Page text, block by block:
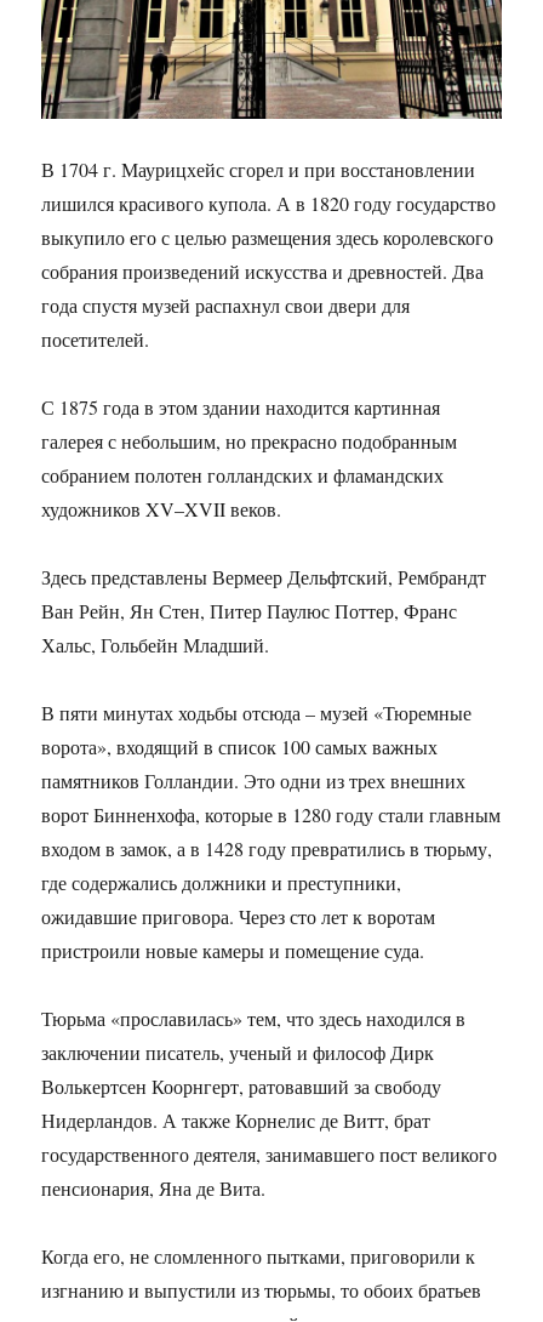
В 1704 г. Маурицхейс сгорел и при восстановлении
лишился красивого купола. А в 1820 году государство
выкупило его с целью размещения здесь королевского
собрания произведений искусства и древностей. Два
года спустя музей распахнул свои двери для
посетителей.
С 1875 года в этом здании находится картинная
галерея с небольшим, но прекрасно подобранным
собранием полотен голландских и фламандских
художников XV–XVII веков.
Здесь представлены Вермеер Дельфтский, Рембрандт
Ван Рейн, Ян Стен, Питер Паулюс Поттер, Франс
Хальс, Гольбейн Младший.
В пяти минутах ходьбы отсюда – музей «Тюремные
ворота», входящий в список 100 самых важных
памятников Голландии. Это одни из трех внешних
ворот Бинненхофа, которые в 1280 году стали главным
входом в замок, а в 1428 году превратились в тюрьму,
где содержались должники и преступники,
ожидавшие приговора. Через сто лет к воротам
пристроили новые камеры и помещение суда.
Тюрьма «прославилась» тем, что здесь находился в
заключении писатель, ученый и философ Дирк
Волькертсен Коорнгерт, ратовавший за свободу
Нидерландов. А также Корнелис де Витт, брат
государственного деятеля, занимавшего пост великого
пенсионария, Яна де Вита.
Когда его, не сломленного пытками, приговорили к
изгнанию и выпустили из тюрьмы, то обоих братьев